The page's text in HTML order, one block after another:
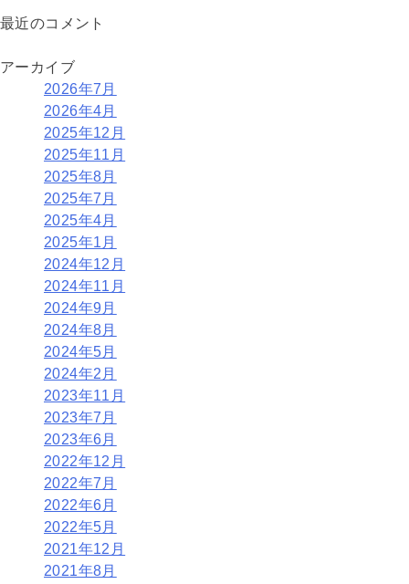
最近のコメント
アーカイブ
2026年7月
2026年4月
2025年12月
2025年11月
2025年8月
2025年7月
2025年4月
2025年1月
2024年12月
2024年11月
2024年9月
2024年8月
2024年5月
2024年2月
2023年11月
2023年7月
2023年6月
2022年12月
2022年7月
2022年6月
2022年5月
2021年12月
2021年8月